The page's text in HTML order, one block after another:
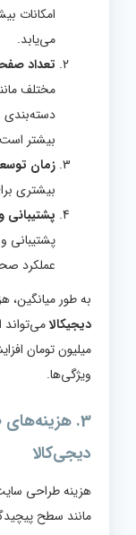
امکانات
می‌یابد.
تعداد
مختلف
بیشتر
زمان
بیشتری
پشتیبانی
پشتیبانی
عملکرد
به طور میانگین،
دیجیکالا
میلیون تومان
ویژگی‌ها.
3.
دیجی‌کالا
هزینه طراحی
مانند سطح